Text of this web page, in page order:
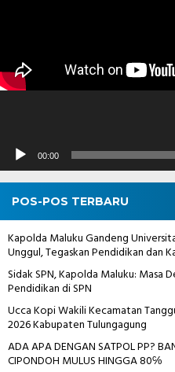
00:00
POS-POS TERBARU
Kapolda Maluku Gandeng
Unggul, Tegaskan Pendidikan dan
Sidak SPN, Kapolda Maluku: Masa
Pendidikan di SPN
Ucca Kopi Wakili Kecamatan
2026 Kabupaten Tulungagung
ADA APA DENGAN SATPOL PP?
CIPONDOH MULUS HINGGA 80℅